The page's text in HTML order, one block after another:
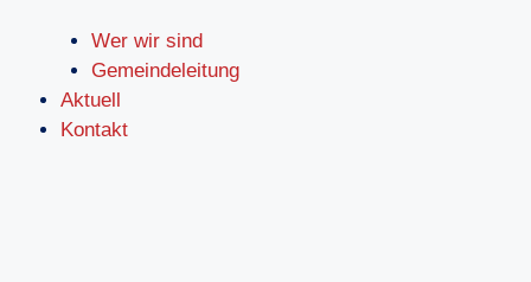
Wer wir sind
Gemeindeleitung
Aktuell
Kontakt